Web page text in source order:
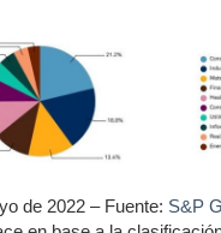
de 2022 – Fuente: S&P